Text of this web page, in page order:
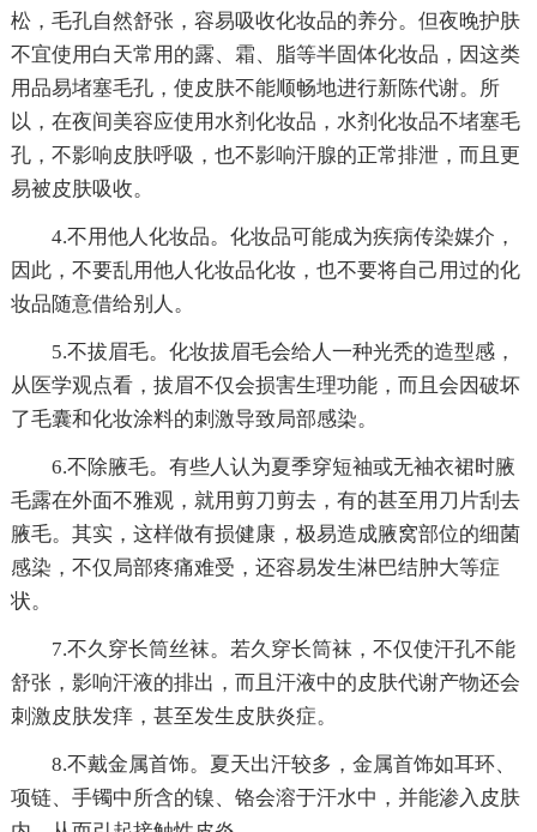
松，毛孔自然舒张，容易吸收化妆品的养分。但夜晚护肤
不宜使用白天常用的露、霜、脂等半固体化妆品，因这类
用品易堵塞毛孔，使皮肤不能顺畅地进行新陈代谢。所
以，在夜间美容应使用水剂化妆品，水剂化妆品不堵塞毛
孔，不影响皮肤呼吸，也不影响汗腺的正常排泄，而且更
易被皮肤吸收。
4.不用他人化妆品。化妆品可能成为疾病传染媒介，
因此，不要乱用他人化妆品化妆，也不要将自己用过的化
妆品随意借给别人。
5.不拔眉毛。化妆拔眉毛会给人一种光秃的造型感，
从医学观点看，拔眉不仅会损害生理功能，而且会因破坏
了毛囊和化妆涂料的刺激导致局部感染。
6.不除腋毛。有些人认为夏季穿短袖或无袖衣裙时腋
毛露在外面不雅观，就用剪刀剪去，有的甚至用刀片刮去
腋毛。其实，这样做有损健康，极易造成腋窝部位的细菌
感染，不仅局部疼痛难受，还容易发生淋巴结肿大等症
状。
7.不久穿长筒丝袜。若久穿长筒袜，不仅使汗孔不能
舒张，影响汗液的排出，而且汗液中的皮肤代谢产物还会
刺激皮肤发痒，甚至发生皮肤炎症。
8.不戴金属首饰。夏天出汗较多，金属首饰如耳环、
项链、手镯中所含的镍、铬会溶于汗水中，并能渗入皮肤